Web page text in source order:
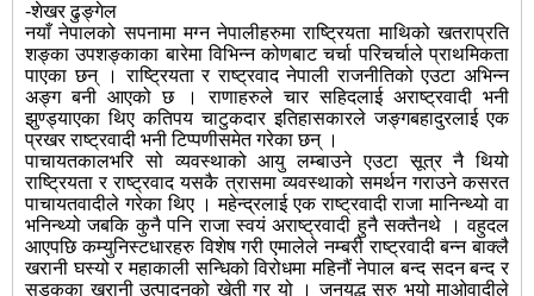
-शेखर ढुङ्गेल
नयाँ नेपालको सपनामा मग्न नेपालीहरुमा राष्ट्रियता माथिको खतराप्रति
शङ्का उपशङ्काका बारेमा विभिन्न कोणबाट चर्चा परिचर्चाले प्राथमिकता
पाएका छन् । राष्ट्रियता र राष्ट्रवाद नेपाली राजनीतिको एउटा अभिन्न
अङ्ग बनी आएको छ । राणाहरुले चार सहिदलाई अराष्ट्रवादी भनी
झुण्ड्याएका थिए कतिपय चाटुकदार इतिहासकारले जङ्गबहादुरलाई एक
प्रखर राष्ट्रवादी भनी टिप्पणीसमेत गरेका छन् ।
पाचायतकालभरि सो व्यवस्थाको आयु लम्बाउने एउटा सूत्र नै थियो
राष्ट्रियता र राष्ट्रवाद यसकै त्रासमा व्यवस्थाको समर्थन गराउने कसरत
पाचायतवादीले गरेका थिए । महेन्द्रलाई एक राष्ट्रवादी राजा मानिन्थ्यो वा
भनिन्थ्यो जबकि कुनै पनि राजा स्वयं अराष्ट्रवादी हुनै सक्तैनथे । वहुदल
आएपछि कम्युनिस्टधारहरु विशेष गरी एमालेले नम्बरी राष्ट्रवादी बन्न बाक्लै
खरानी घस्यो र महाकाली सन्धिको विरोधमा महिनौं नेपाल बन्द सदन बन्द र
सडकका खरानी उत्पादनको खेती गर् यो । जनयुद्ध सुरु भयो माओवादीले